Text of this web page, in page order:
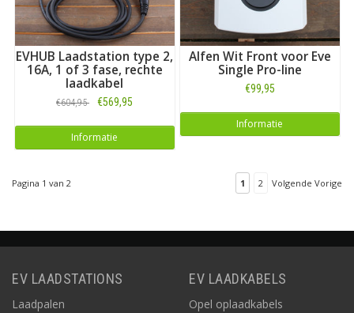
EVHUB Laadstation type 2,
16A, 1 of 3 fase, rechte
laadkabel
€604,95 €569,95
Informatie
Alfen Wit Front voor Eve
Single Pro-line
€99,95
Informatie
Pagina 1 van 2 1 2 Volgende Vorige
EV LAADSTATIONS
Laadpalen
EV LAADKABELS
Opel oplaadkabels